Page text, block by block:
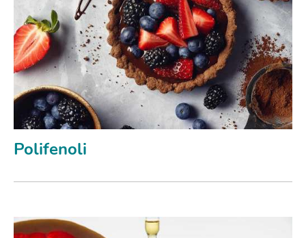
Polifenoli